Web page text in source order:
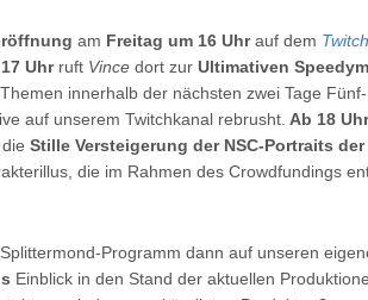
am Freitag um 16 Uhrauf dem
Uhrruft Vince dort zurUltimativen
innerhalb der nächsten zwei Tage
auf unserem Twitchkanal rebrusht. Ab 18
dieStille Versteigerung der NSC-Portraits
die im Rahmen des Crowdfundings
Programm dann auf unseren
Einblick in den Stand der aktuellen